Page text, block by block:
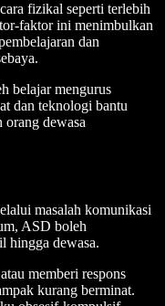
fizikal seperti terlebih
faktor ini menimbulkan
dan
belajar mengurus
dan teknologi bantu
orang dewasa
masalah komunikasi
ASD boleh
hingga dewasa.
memberi respons
kurang berminat.